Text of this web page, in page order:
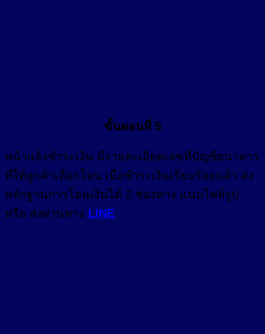
ขั้นตอนที่ 5
หน้าแจ้งชำระเงิน มีรายละเอียดเลขที่บัญชีธนาคาร
ที่ให้ลูกค้าเลือกโอน เมื่อชำระเงินเรียบร้อยแล้ว ส่ง
หลักฐานการโอนเงินได้ 2 ช่องทาง แนบไฟล์รูป
หรือ ส่งผ่านทาง LINE